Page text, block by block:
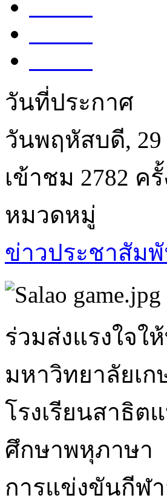
Tweet
Share
Share
วันที่ประกาศ
วันพฤหัสบดี,
เข้าชม 2782 ครั้ง
หมวดหมู่
ข่าวประชาสัมพั
ร่วมส่งแรงใจใ
มหาวิทยาลัยเ
โรงเรียนสาธิ
ศึกษาพหุภาษ